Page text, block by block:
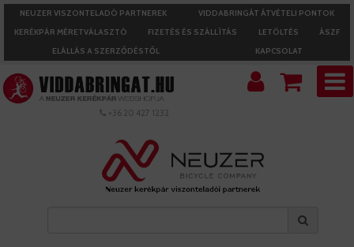
NEUZER VISZONTELADÓ PARTNEREK
VIDDABRINGÁT ÁTVÉTELI PONTOK
KERÉKPÁR MÉRETVÁLASZTÓ
FIZETÉS ÉS SZÁLLÍTÁS LETÖLTÉS
ÁSZF
ELÁLLÁS A SZERZŐDÉSTŐL
KAPCSOLAT
+36 20 427 1232